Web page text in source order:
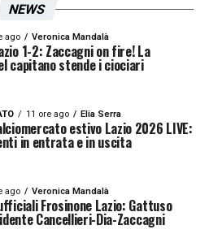
NEWS
ago Veronica Mandalà
1-2: Zaccagni on fire! La
capitano stende i ciociari
11 ore ago Elia Serra
estivo Lazio 2026 LIVE:
in entrata e in uscita
ago Veronica Mandalà
Frosinone Lazio: Gattuso
Cancellieri-Dia-Zaccagni